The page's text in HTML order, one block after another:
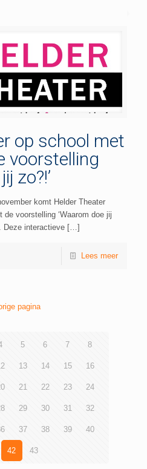
op school met
voorstelling
zo?!’
komt Helder Theater
voorstelling ‘Waarom doe jij
Deze interactieve […]
Lees meer
pagina
5 6 7 8
13 14 15 16
21 22 23 24
29 30 31 32
37 38 39 40
42 43